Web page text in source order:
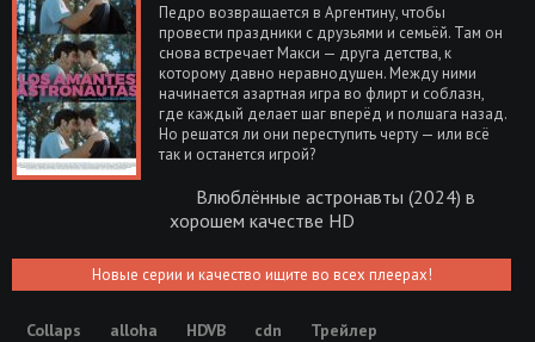
Педро возвращается в Аргентину, чтобы
провести праздники с друзьями и семьёй. Там он
снова встречает Макси — друга детства, к
которому давно неравнодушен. Между ними
начинается азартная игра во флирт и соблазн,
где каждый делает шаг вперёд и полшага назад.
Но решатся ли они переступить черту — или всё
так и останется игрой?
Влюблённые астронавты (2024) в
хорошем качестве HD
Новые серии и качество ищите во всех плеерах!
Collaps alloha HDVB cdn Трейлер